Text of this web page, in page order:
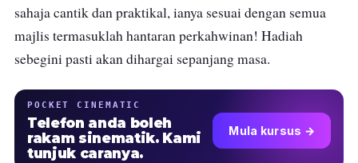
sahaja cantik dan praktikal, ianya sesuai dengan semua
majlis termasuklah hantaran perkahwinan! Hadiah
sebegini pasti akan dihargai sepanjang masa.
POCKET CINEMATIC
Telefon anda boleh
rakam sinematik. Kami
tunjuk caranya.
Mula kursus →